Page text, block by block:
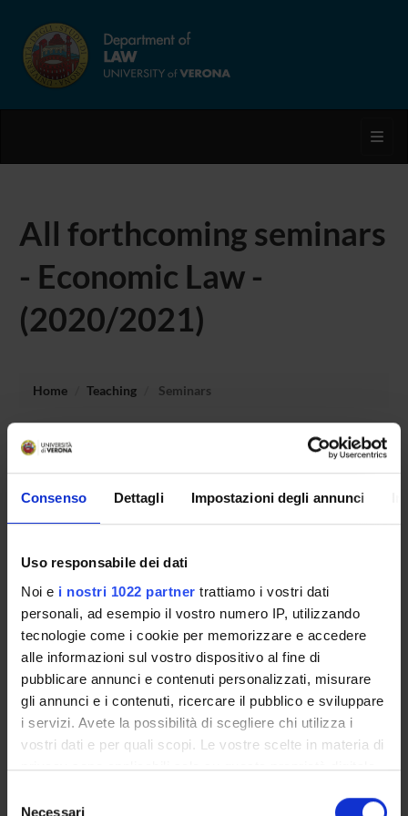
Consenso Dettagli Impostazioni degli annunci
Uso responsabile dei dati
Noi e i nostri 1022 partner trattiamo i vostri dati
personali, ad esempio il vostro numero IP, utilizzando
tecnologie come i cookie per memorizzare e accedere
alle informazioni sul vostro dispositivo al fine di
pubblicare annunci e contenuti personalizzati, misurare
gli annunci e i contenuti, ricercare il pubblico e sviluppare
i servizi. Avete la possibilità di scegliere chi utilizza i
vostri dati e per quali scopi. Le vostre scelte in materia di
privacy sono applicabili solo su questa proprietà digitale
modificare o revocare il proprio consenso in qualsiasi
Necessari
All forthcoming seminars
- Economic Law -
(2020/2021)
Home Teaching Seminars
No recent seminar found relating to teaching Economic
COURSES
PHD PROGRAMMES AND POSTGRADUATE
TRAINING
People
Places
Calendar